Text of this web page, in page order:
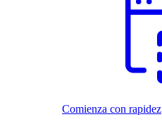
Comienza con rapidez